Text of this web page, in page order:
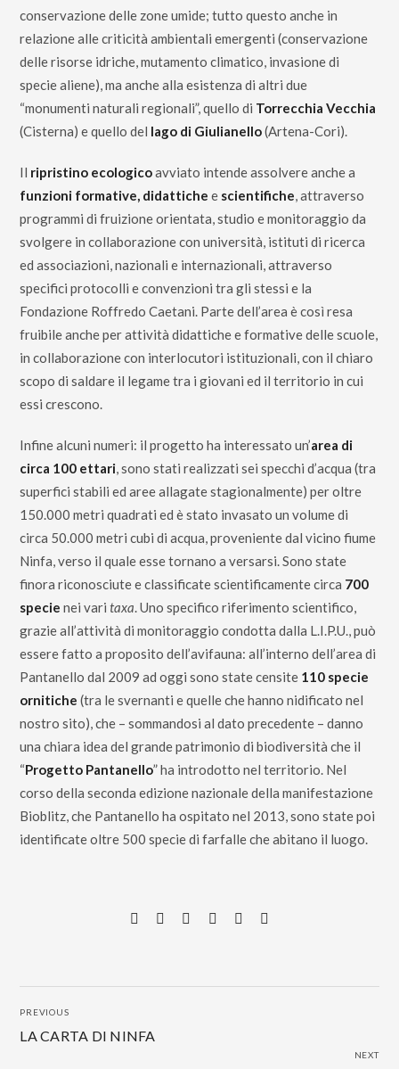
conservazione delle zone umide; tutto questo anche in
relazione alle criticità ambientali emergenti (conservazione
delle risorse idriche, mutamento climatico, invasione di
specie aliene), ma anche alla esistenza di altri due
“monumenti naturali regionali”, quello di Torrecchia Vecchia
(Cisterna) e quello del lago di Giulianello(Artena-Cori).
Il ripristino ecologicoavviato intende assolvere anche a
funzioni formative, didattichee scientifiche, attraverso
programmi di fruizione orientata, studio e monitoraggio da
svolgere in collaborazione con università, istituti di ricerca
ed associazioni, nazionali e internazionali, attraverso
specifici protocolli e convenzioni tra gli stessi e la
Fondazione Roffredo Caetani. Parte dell’area è così resa
fruibile anche per attività didattiche e formative delle scuole,
in collaborazione con interlocutori istituzionali, con il chiaro
scopo di saldare il legame tra i giovani ed il territorio in cui
essi crescono.
Infine alcuni numeri: il progetto ha interessato un’area di
circa 100 ettari, sono stati realizzati sei specchi d’acqua (tra
superfici stabili ed aree allagate stagionalmente) per oltre
150.000 metri quadrati ed è stato invasato un volume di
circa 50.000 metri cubi di acqua, proveniente dal vicino fiume
Ninfa, verso il quale esse tornano a versarsi. Sono state
finora riconosciute e classificate scientificamente circa 700
specie nei varitaxa. Uno specifico riferimento scientifico,
grazie all’attività di monitoraggio condotta dalla L.I.P.U., può
essere fatto a proposito dell’avifauna: all’interno dell’area di
Pantanello dal 2009 ad oggi sono state censite 110 specie
ornitiche (tra le svernanti e quelle che hanno nidificato nel
nostro sito), che – sommandosi al dato precedente – danno
una chiara idea del grande patrimonio di biodiversità che il
“Progetto Pantanello” ha introdotto nel territorio. Nel
corso della seconda edizione nazionale della manifestazione
Bioblitz, che Pantanello ha ospitato nel 2013, sono state poi
identificate oltre 500 specie di farfalle che abitano il luogo.
PREVIOUS
LA CARTA DI NINFA
NEXT